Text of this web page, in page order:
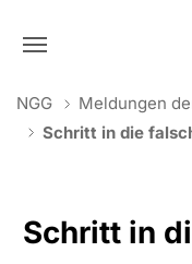
You are here:
NGG
Meldungen
Schritt in die
Schritt in